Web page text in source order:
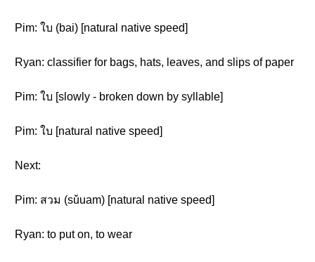
Pim: ใบ (bai) [natural native speed]
Ryan: classifier for bags, hats, leaves, and slips of paper
Pim: ใบ [slowly - broken down by syllable]
Pim: ใบ [natural native speed]
Next:
Pim: สวม (sǔuam) [natural native speed]
Ryan: to put on, to wear